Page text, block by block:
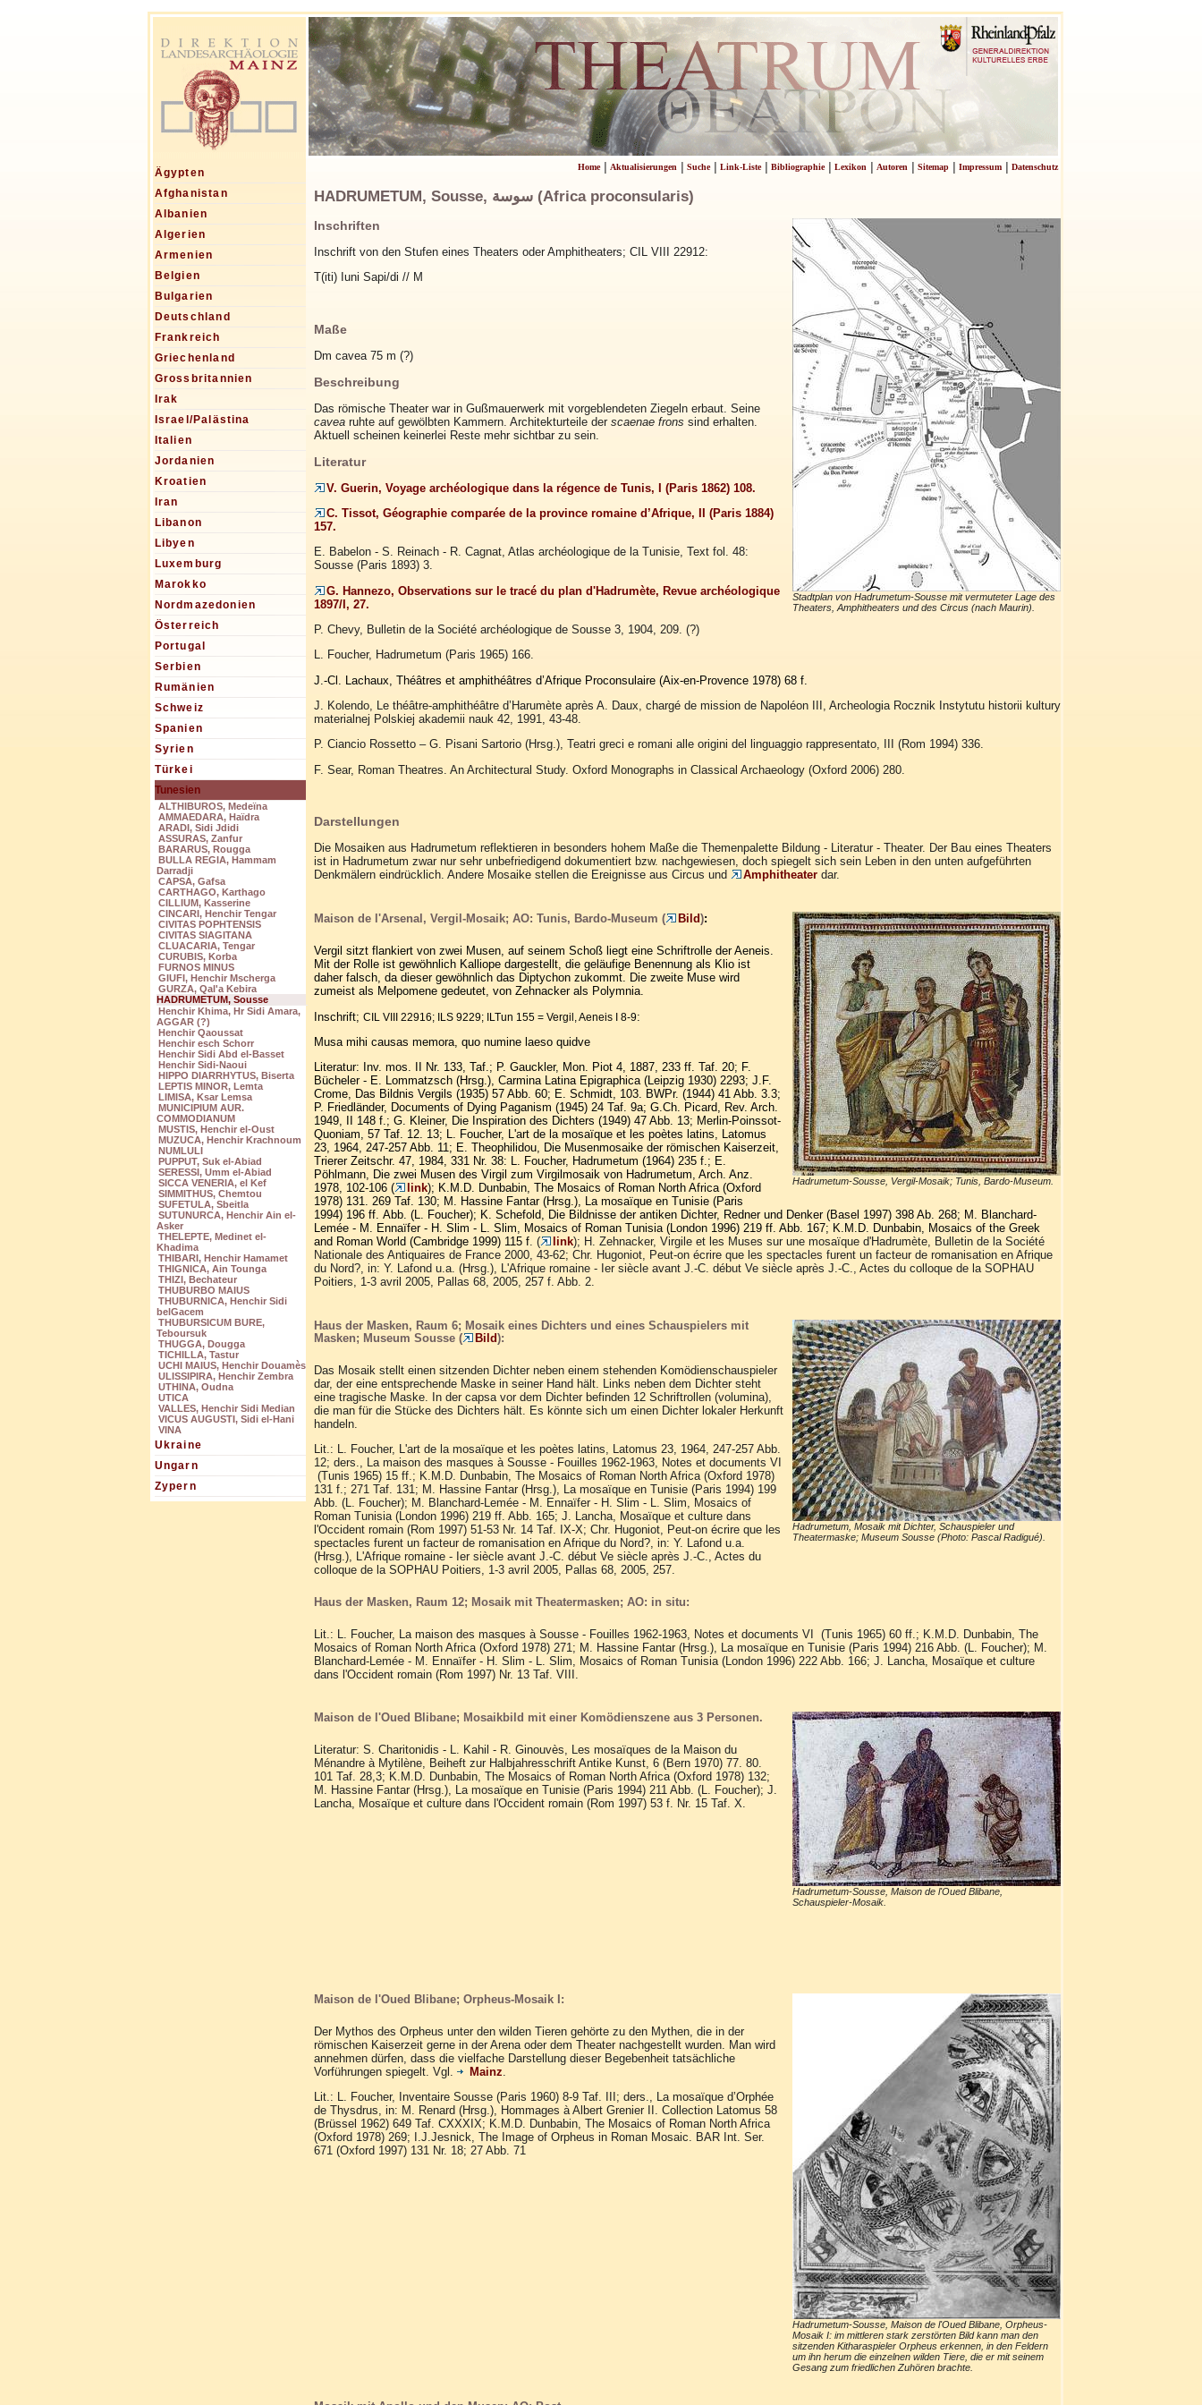
Ägypten
Afghanistan
Albanien
Algerien
Armenien
Belgien
Bulgarien
Deutschland
Frankreich
Griechenland
Grossbritannien
Irak
Israel/Palästina
Italien
Jordanien
Kroatien
Iran
Libanon
Libyen
Luxemburg
Marokko
Nordmazedonien
Österreich
Portugal
Serbien
Rumänien
Schweiz
Spanien
Syrien
Türkei
Tunesien
ALTHIBUROS, Medeïna
AMMAEDARA, Haïdra
ARADI, Sidi Jdidi
ASSURAS, Zanfur
BARARUS, Rougga
BULLA REGIA, Hammam
Darradji
CAPSA, Gafsa
CARTHAGO, Karthago
CILLIUM, Kasserine
CINCARI, Henchir Tengar
CIVITAS POPHTENSIS
CIVITAS SIAGITANA
CLUACARIA, Tengar
CURUBIS, Korba
FURNOS MINUS
GIUFI, Henchir Mscherga
GURZA, Qal'a Kebira
HADRUMETUM, Sousse
Henchir Khima, Hr Sidi Amara,
AGGAR (?)
Henchir Qaoussat
Henchir esch Schorr
Henchir Sidi Abd el-Basset
Henchir Sidi-Naoui
HIPPO DIARRHYTUS, Biserta
LEPTIS MINOR, Lemta
LIMISA, Ksar Lemsa
MUNICIPIUM AUR.
COMMODIANUM
MUSTIS, Henchir el-Oust
MUZUCA, Henchir Krachnoum
NUMLULI
PUPPUT, Suk el-Abiad
SERESSI, Umm el-Abiad
SICCA VENERIA, el Kef
SIMMITHUS, Chemtou
SUFETULA, Sbeitla
SUTUNURCA, Henchir Ain el-
Asker
THELEPTE, Medinet el-
Khadima
THIBARI, Henchir Hamamet
THIGNICA, Ain Tounga
THIZI, Bechateur
THUBURBO MAIUS
THUBURNICA, Henchir Sidi
belGacem
THUBURSICUM BURE,
Teboursuk
THUGGA, Dougga
TICHILLA, Tastur
UCHI MAIUS, Henchir Douamès
ULISSIPIRA, Henchir Zembra
UTHINA, Oudna
UTICA
VALLES, Henchir Sidi Median
VICUS AUGUSTI, Sidi el-Hani
VINA
Ukraine
Ungarn
Zypern
Home| Aktualisierungen| Suche| Link-Liste| Bibliographie| Lexikon| Autoren| Sitemap| Impressum| Datenschutz
HADRUMETUM, Sousse, ‏سوسة‎ (Africa proconsularis)
Stadtplan von Hadrumetum-Sousse mit vermuteter Lage des
Theaters, Amphitheaters und des Circus (nach Maurin).
Inschriften
Inschrift von den Stufen eines Theaters oder Amphitheaters; CIL VIII 22912:
T(iti) Iuni Sapi/di // M
Maße
Dm cavea 75 m (?)
Beschreibung
Das römische Theater war in Gußmauerwerk mit vorgeblendeten Ziegeln erbaut. Seine
cavearuhte auf gewölbten Kammern. Architekturteile der scaenae frons sind erhalten.
Aktuell scheinen keinerlei Reste mehr sichtbar zu sein.
Literatur
V. Guerin, Voyage archéologique dans la régence de Tunis, I (Paris 1862) 108.
C. Tissot, Géographie comparée de la province romaine d’Afrique, II (Paris 1884)
157.
E. Babelon - S. Reinach - R. Cagnat, Atlas archéologique de la Tunisie, Text fol. 48:
Sousse (Paris 1893) 3.
G. Hannezo, Observations sur le tracé du plan d'Hadrumète, Revue archéologique
1897/I, 27.
P. Chevy, Bulletin de la Société archéologique de Sousse 3, 1904, 209. (?)
L. Foucher, Hadrumetum (Paris 1965) 166.
J.-Cl. Lachaux, Théâtres et amphithéâtres d’Afrique Proconsulaire (Aix-en-Provence 1978) 68 f.
J. Kolendo, Le théâtre-amphithéâtre d’Harumète après A. Daux, chargé de mission de Napoléon III, Archeologia Rocznik Instytutu historii kultury
materialnej Polskiej akademii nauk 42, 1991, 43-48.
P. Ciancio Rossetto – G. Pisani Sartorio (Hrsg.), Teatri greci e romani alle origini del linguaggio rappresentato, III (Rom 1994) 336.
F. Sear, Roman Theatres. An Architectural Study. Oxford Monographs in Classical Archaeology (Oxford 2006) 280.
Darstellungen
Die Mosaiken aus Hadrumetum reflektieren in besonders hohem Maße die Themenpalette Bildung - Literatur - Theater. Der Bau eines Theaters
ist in Hadrumetum zwar nur sehr unbefriedigend dokumentiert bzw. nachgewiesen, doch spiegelt sich sein Leben in den unten aufgeführten
Denkmälern eindrücklich. Andere Mosaike stellen die Ereignisse aus Circus und
Amphitheaterdar.
Hadrumetum-Sousse, Vergil-Mosaik; Tunis, Bardo-Museum.
Maison de l'Arsenal, Vergil-Mosaik; AO: Tunis, Bardo-Museum ( Bild):
Vergil sitzt flankiert von zwei Musen, auf seinem Schoß liegt eine Schriftrolle der Aeneis.
Mit der Rolle ist gewöhnlich Kalliope dargestellt, die geläufige Benennung als Klio ist
daher falsch, da dieser gewöhnlich das Diptychon zukommt. Die zweite Muse wird
zumeist als Melpomene gedeutet, von Zehnacker als Polymnia.
Inschrift; CIL VIII 22916; ILS 9229; ILTun 155 = Vergil, Aeneis I 8-9:
Musa mihi causas memora, quo numine laeso quidve
Literatur: Inv. mos. II Nr. 133, Taf.; P. Gauckler, Mon. Piot 4, 1887, 233 ff. Taf. 20; F.
Bücheler - E. Lommatzsch (Hrsg.), Carmina Latina Epigraphica (Leipzig 1930) 2293; J.F.
Crome, Das Bildnis Vergils (1935) 57 Abb. 60; E. Schmidt, 103. BWPr. (1944) 41 Abb. 3.3;
P. Friedländer, Documents of Dying Paganism (1945) 24 Taf. 9a; G.Ch. Picard, Rev. Arch.
1949, II 148 f.; G. Kleiner, Die Inspiration des Dichters (1949) 47 Abb. 13; Merlin-Poinssot-
Quoniam, 57 Taf. 12. 13; L. Foucher, L'art de la mosaïque et les poètes latins, Latomus
23, 1964, 247-257 Abb. 11; E. Theophilidou, Die Musenmosaike der römischen Kaiserzeit,
Trierer Zeitschr. 47, 1984, 331 Nr. 38: L. Foucher, Hadrumetum (1964) 235 f.; E.
Pöhlmann, Die zwei Musen des Virgil zum Virgilmosaik von Hadrumetum, Arch. Anz.
1978, 102-106 (
link); K.M.D. Dunbabin, The Mosaics of Roman North Africa (Oxford
1978) 131. 269 Taf. 130; M. Hassine Fantar (Hrsg.), La mosaïque en Tunisie (Paris
1994) 196 ff. Abb. (L. Foucher); K. Schefold, Die Bildnisse der antiken Dichter, Redner und Denker (Basel 1997) 398 Ab. 268; M. Blanchard-
Lemée - M. Ennaïfer - H. Slim - L. Slim, Mosaics of Roman Tunisia (London 1996) 219 ff. Abb. 167; K.M.D. Dunbabin, Mosaics of the Greek
and Roman World (Cambridge 1999) 115 f. ( link); H. Zehnacker, Virgile et les Muses sur une mosaïque d'Hadrumète, Bulletin de la Société
Nationale des Antiquaires de France 2000, 43-62; Chr. Hugoniot, Peut-on écrire que les spectacles furent un facteur de romanisation en Afrique
du Nord?, in: Y. Lafond u.a. (Hrsg.), L'Afrique romaine - Ier siècle avant J.-C. début Ve siècle après J.-C., Actes du colloque de la SOPHAU
Poitiers, 1-3 avril 2005, Pallas 68, 2005, 257 f. Abb. 2.
Hadrumetum, Mosaik mit Dichter, Schauspieler und
Theatermaske; Museum Sousse (Photo: Pascal Radigué).
Haus der Masken, Raum 6; Mosaik eines Dichters und eines Schauspielers mit
Masken; Museum Sousse (
Bild):
Das Mosaik stellt einen sitzenden Dichter neben einem stehenden Komödienschauspieler
dar, der eine entsprechende Maske in seiner Hand hält. Links neben dem Dichter steht
eine tragische Maske. In der capsa vor dem Dichter befinden 12 Schriftrollen (volumina),
die man für die Stücke des Dichters hält. Es könnte sich um einen Dichter lokaler Herkunft
handeln.
Lit.: L. Foucher, L'art de la mosaïque et les poètes latins, Latomus 23, 1964, 247-257 Abb.
12; ders., La maison des masques à Sousse - Fouilles 1962-1963, Notes et documents VI
(Tunis 1965) 15 ff.; K.M.D. Dunbabin, The Mosaics of Roman North Africa (Oxford 1978)
131 f.; 271 Taf. 131; M. Hassine Fantar (Hrsg.), La mosaïque en Tunisie (Paris 1994) 199
Abb. (L. Foucher); M. Blanchard-Lemée - M. Ennaïfer - H. Slim - L. Slim, Mosaics of
Roman Tunisia (London 1996) 219 ff. Abb. 165; J. Lancha, Mosaïque et culture dans
l'Occident romain (Rom 1997) 51-53 Nr. 14 Taf. IX-X; Chr. Hugoniot, Peut-on écrire que les
spectacles furent un facteur de romanisation en Afrique du Nord?, in: Y. Lafond u.a.
(Hrsg.), L'Afrique romaine - Ier siècle avant J.-C. début Ve siècle après J.-C., Actes du
colloque de la SOPHAU Poitiers, 1-3 avril 2005, Pallas 68, 2005, 257.
Haus der Masken, Raum 12; Mosaik mit Theatermasken; AO: in situ:
Lit.: L. Foucher, La maison des masques à Sousse - Fouilles 1962-1963, Notes et documents VI (Tunis 1965) 60 ff.; K.M.D. Dunbabin, The
Mosaics of Roman North Africa (Oxford 1978) 271; M. Hassine Fantar (Hrsg.), La mosaïque en Tunisie (Paris 1994) 216 Abb. (L. Foucher); M.
Blanchard-Lemée - M. Ennaïfer - H. Slim - L. Slim, Mosaics of Roman Tunisia (London 1996) 222 Abb. 166; J. Lancha, Mosaïque et culture
dans l'Occident romain (Rom 1997) Nr. 13 Taf. VIII.
Hadrumetum-Sousse, Maison de l'Oued Blibane,
Schauspieler-Mosaik.
Maison de l'Oued Blibane; Mosaikbild mit einer Komödienszene aus 3 Personen.
Literatur: S. Charitonidis - L. Kahil - R. Ginouvès, Les mosaïques de la Maison du
Ménandre à Mytilène, Beiheft zur Halbjahresschrift Antike Kunst, 6 (Bern 1970) 77. 80.
101 Taf. 28,3; K.M.D. Dunbabin, The Mosaics of Roman North Africa (Oxford 1978) 132;
M. Hassine Fantar (Hrsg.), La mosaïque en Tunisie (Paris 1994) 211 Abb. (L. Foucher); J.
Lancha, Mosaïque et culture dans l'Occident romain (Rom 1997) 53 f. Nr. 15 Taf. X.
Hadrumetum-Sousse, Maison de l'Oued Blibane, Orpheus-
Mosaik I: im mittleren stark zerstörten Bild kann man den
sitzenden Kitharaspieler Orpheus erkennen, in den Feldern
um ihn herum die einzelnen wilden Tiere, die er mit seinem
Gesang zum friedlichen Zuhören brachte.
Maison de l'Oued Blibane; Orpheus-Mosaik I:
Der Mythos des Orpheus unter den wilden Tieren gehörte zu den Mythen, die in der
römischen Kaiserzeit gerne in der Arena oder dem Theater nachgestellt wurden. Man wird
annehmen dürfen, dass die vielfache Darstellung dieser Begebenheit tatsächliche
Vorführungen spiegelt. Vgl.
Mainz
Lit.: L. Foucher, Inventaire Sousse (Paris 1960) 8-9 Taf. III; ders., La mosaïque d’Orphée
de Thysdrus, in: M. Renard (Hrsg.), Hommages à Albert Grenier II. Collection Latomus 58
(Brüssel 1962) 649 Taf. CXXXIX; K.M.D. Dunbabin, The Mosaics of Roman North Africa
(Oxford 1978) 269; I.J.Jesnick, The Image of Orpheus in Roman Mosaic. BAR Int. Ser.
671 (Oxford 1997) 131 Nr. 18; 27 Abb. 71